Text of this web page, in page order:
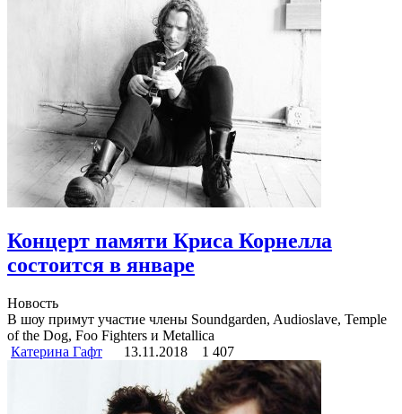
Концерт памяти Криса Корнелла
состоится в январе
Новость
В шоу примут участие члены Soundgarden, Audioslave, Temple
of the Dog, Foo Fighters и Metallica
Катерина Гафт
13.11.2018 1 407